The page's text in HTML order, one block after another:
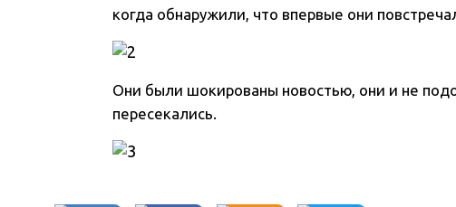
когда обнаружили, что впервые они
Они были шокированы новостью, они и не
пересекались.